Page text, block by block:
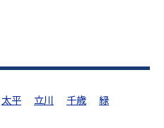
太平 立川 千歳
緑